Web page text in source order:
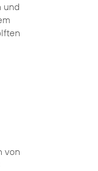
und
von